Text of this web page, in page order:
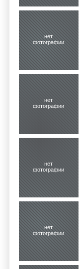
нет
фотографии
нет
фотографии
нет
фотографии
нет
фотографии